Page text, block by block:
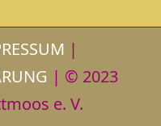
|
| © 2023
e. V.